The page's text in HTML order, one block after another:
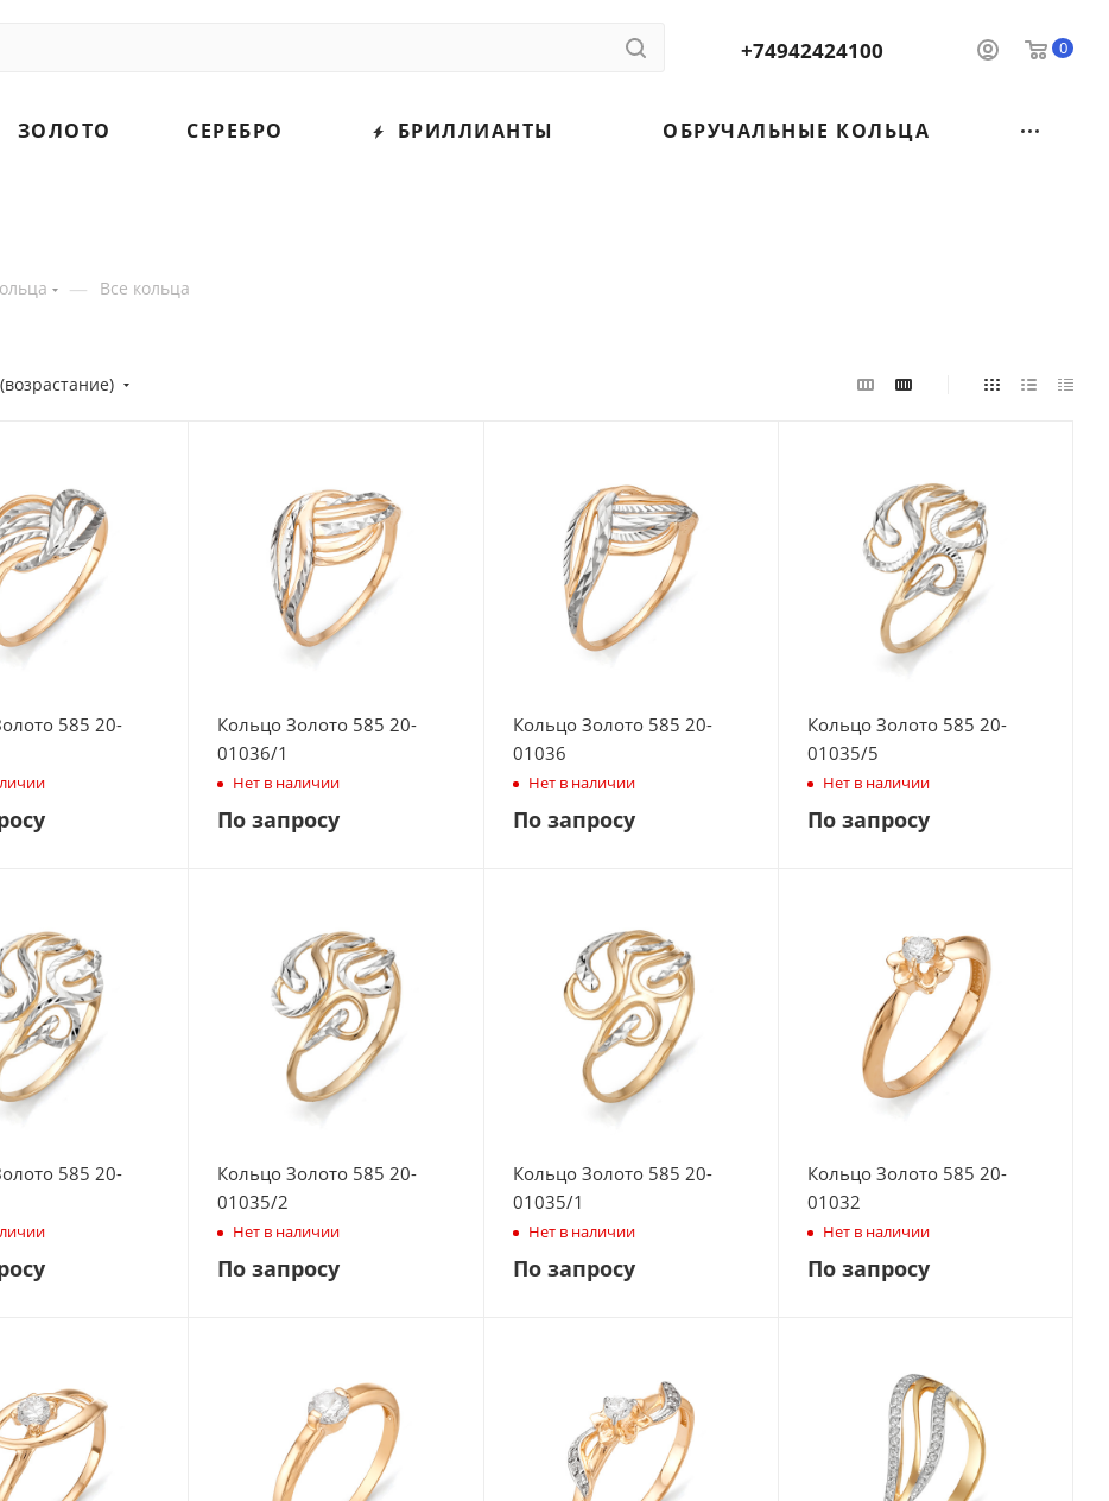
0
+74942424100
ЗОЛОТО СЕРЕБРО БРИЛЛИАНТЫ ОБРУЧАЛЬНЫЕ КОЛЬЦА
— Все кольца
585 20-
Кольцо Золото 585 20-
01036/1
Нет в наличии
По запросу
Кольцо Золото 585 20-
01036
Нет в наличии
По запросу
Кольцо Золото 585 20-
01035/5
Нет в наличии
По запросу
585 20-
Кольцо Золото 585 20-
01035/2
Нет в наличии
По запросу
Кольцо Золото 585 20-
01035/1
Нет в наличии
По запросу
Кольцо Золото 585 20-
01032
Нет в наличии
По запросу